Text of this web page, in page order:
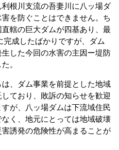
根川支流の吾妻川に八ッ場ダ
を防ぐことはできません。ち
轄の巨大ダムが四基あり、最
完成したばかりですが、ダム
した今回の水害の主因ー堤防
。
、ダム事業を前提とした地域
ており、敗訴の知らせを歓迎
が、八ッ場ダムは下流域住民
く、地元にとっては地域破壊
誘発の危険性が高まることが